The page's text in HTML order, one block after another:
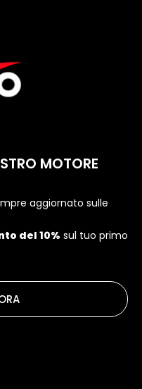
MOTORE
aggiornato sulle
del 10% sul tuo primo